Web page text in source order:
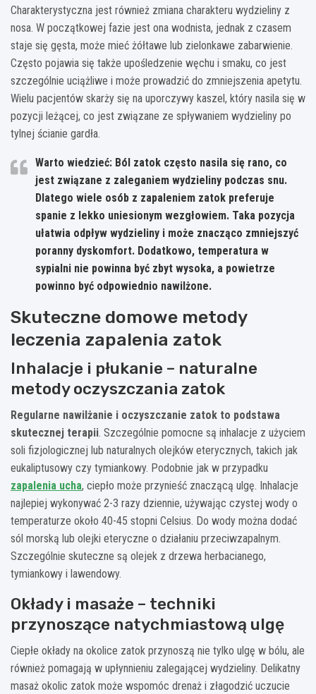
Charakterystyczna jest również zmiana charakteru wydzieliny z
nosa. W początkowej fazie jest ona wodnista, jednak z czasem
staje się gęsta, może mieć żółtawe lub zielonkawe zabarwienie.
Często pojawia się także upośledzenie węchu i smaku, co jest
szczególnie uciążliwe i może prowadzić do zmniejszenia apetytu.
Wielu pacjentów skarży się na uporczywy kaszel, który nasila się w
pozycji leżącej, co jest związane ze spływaniem wydzieliny po
tylnej ścianie gardła.
Warto wiedzieć: Ból zatok często nasila się rano, co
jest związane z zaleganiem wydzieliny podczas snu.
Dlatego wiele osób z zapaleniem zatok preferuje
spanie z lekko uniesionym wezgłowiem. Taka pozycja
ułatwia odpływ wydzieliny i może znacząco zmniejszyć
poranny dyskomfort. Dodatkowo, temperatura w
sypialni nie powinna być zbyt wysoka, a powietrze
powinno być odpowiednio nawilżone.
Skuteczne domowe metody
leczenia zapalenia zatok
Inhalacje i płukanie – naturalne
metody oczyszczania zatok
Regularne nawilżanie i oczyszczanie zatok to podstawa
skutecznej terapii. Szczególnie pomocne są inhalacje z użyciem
soli fizjologicznej lub naturalnych olejków eterycznych, takich jak
eukaliptusowy czy tymiankowy. Podobnie jak w przypadku
zapalenia ucha, ciepło może przynieść znaczącą ulgę. Inhalacje
najlepiej wykonywać 2-3 razy dziennie, używając czystej wody o
temperaturze około 40-45 stopni Celsius. Do wody można dodać
sól morską lub olejki eteryczne o działaniu przeciwzapalnym.
Szczególnie skuteczne są olejek z drzewa herbacianego,
tymiankowy i lawendowy.
Okłady i masaże – techniki
przynoszące natychmiastową ulgę
Ciepłe okłady na okolice zatok przynoszą nie tylko ulgę w bólu, ale
również pomagają w upłynnieniu zalegającej wydzieliny. Delikatny
masaż okolic zatok może wspomóc drenaż i złagodzić uczucie